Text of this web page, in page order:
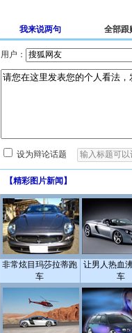
我来说两句 全部跟
用户：
设为辩论话题
【精彩图片新闻 】
非常炫目玛莎拉蒂跑
车
让男人热血
车